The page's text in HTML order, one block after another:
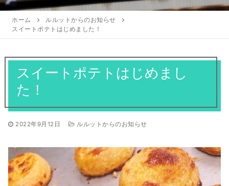
プチガトー
焼き菓子
アントルメ
店舗のご案内
アクセスマップ
営業日
全てのお知らせ
採用情報
プリントクッキーのご予約について
ギフト
ホーム
ルルットからのお知らせ
スイートポテトはじめました！
スイートポテトはじめまし
た！
2022年9月12日 ルルットからのお知らせ